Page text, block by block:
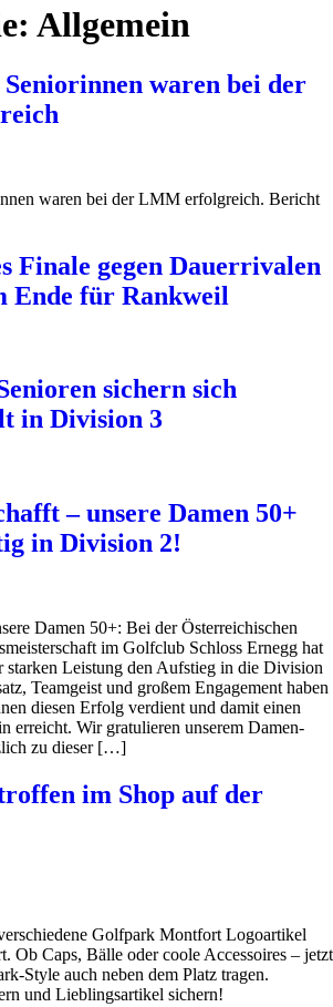
Allgemein
Seniorinnen waren bei der
waren bei der LMM erfolgreich. Bericht
Finale gegen Dauerrivalen
Ende für Rankweil
sichern sich
in Division 3
– unsere Damen 50+
in Division 2!
Damen 50+: Bei der Österreichischen
im Golfclub Schloss Ernegg hat
starken Leistung den Aufstieg in die Division
Teamgeist und großem Engagement haben
diesen Erfolg verdient und damit einen
erreicht. Wir gratulieren unserem Damen-
zu dieser […]
im Shop auf der
Golfpark Montfort Logoartikel
Ob Caps, Bälle oder coole Accessoires – jetzt
Style auch neben dem Platz tragen.
und Lieblingsartikel sichern!